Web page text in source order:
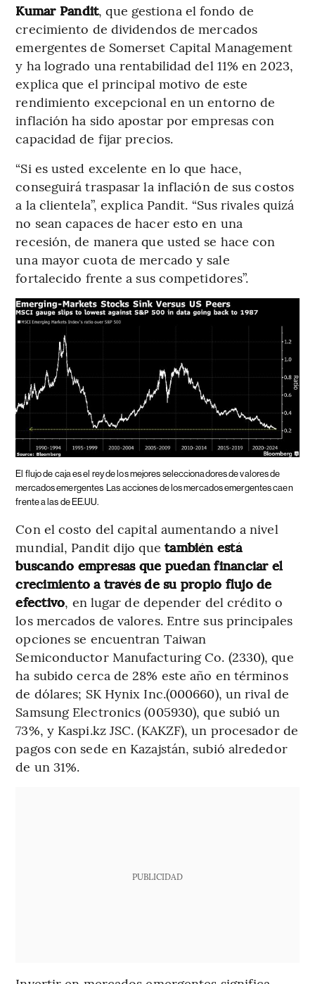
Kumar Pandit, que gestiona el fondo de
crecimiento de dividendos de mercados
emergentes de Somerset Capital Management
y ha logrado una rentabilidad del 11% en 2023,
explica que el principal motivo de este
rendimiento excepcional en un entorno de
inflación ha sido apostar por empresas con
capacidad de fijar precios.
“Si es usted excelente en lo que hace,
conseguirá traspasar la inflación de sus costos
a la clientela”, explica Pandit. “Sus rivales quizá
no sean capaces de hacer esto en una
recesión, de manera que usted se hace con
una mayor cuota de mercado y sale
fortalecido frente a sus competidores”.
El flujo de caja es el rey de los mejores seleccionadores de valores de
mercados emergentes Las acciones de los mercados emergentes caen
frente a las de EE.UU.
Con el costo del capital aumentando a nivel
mundial, Pandit dijo que también está
buscando empresas que puedan financiar el
crecimiento a través de su propio flujo de
efectivo, en lugar de depender del crédito o
los mercados de valores. Entre sus principales
opciones se encuentran Taiwan
Semiconductor Manufacturing Co. (2330), que
ha subido cerca de 28% este año en términos
de dólares; SK Hynix Inc.(000660), un rival de
Samsung Electronics (005930), que subió un
73%, y Kaspi.kz JSC. (KAKZF), un procesador de
pagos con sede en Kazajstán, subió alrededor
de un 31%.
PUBLICIDAD